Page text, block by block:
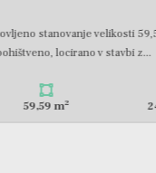
plaž je stanovanje v drugem
60,78m2. Stanovanje...
60,78 m